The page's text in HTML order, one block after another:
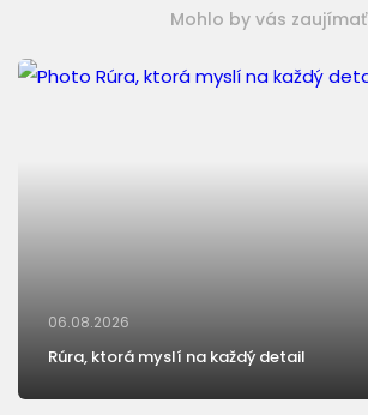
Mohlo by vás zaujímať
06.08.2026
Rúra, ktorá myslí na každý detail